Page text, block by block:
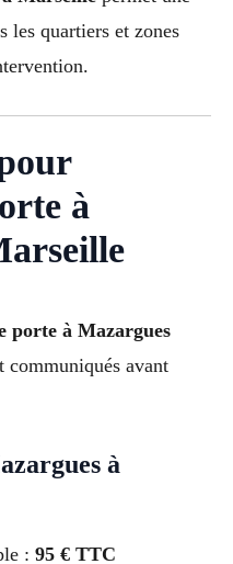
les quartiers et zones
à
porte à Mazargues
communiqués avant
à
: 95 € TTC